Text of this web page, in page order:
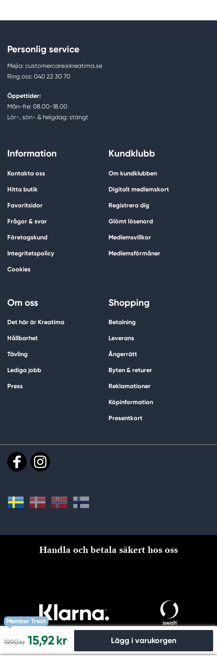
Member Treat
19,90 kr 15,92 kr Lägg i varukorgen
Personlig service
Mejla: customercare@kreatima.se
Ring oss: 040 22 30 70
Öppettider:
Mån-fre: 08.00-18.00
Lör-, sön- & helgdag: stängt
Information
Kontakta oss
Hitta butik
Favoritsidor
Frågor & svar
Företagskund
Integritetspolicy
Cookies
Kundklubb
Om kundklubben
Digitalt medlemskort
Registrera dig
Glömt lösenord
Medlemsvillkor
Medlemsförmåner
Om oss
Det här är Kreatima
Hållbarhet
Tävling
Lediga jobb
Press
Shopping
Betalning
Leverans
Ångerrätt
Byten & returer
Reklamationer
Köpinformation
Presentkort
Handla och betala säkert hos oss